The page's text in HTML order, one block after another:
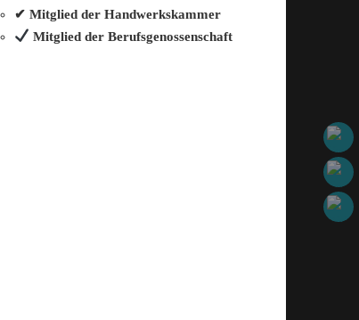
✔ Mitglied der Handwerkskammer
Mitglied der Berufsgenossenschaft